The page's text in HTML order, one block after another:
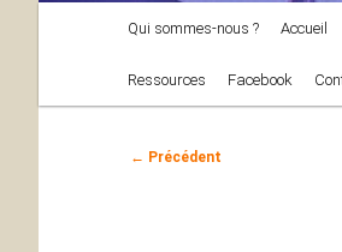
Qui sommes-nous ? Accueil
Ressources Facebook
Navigation
← Précédent